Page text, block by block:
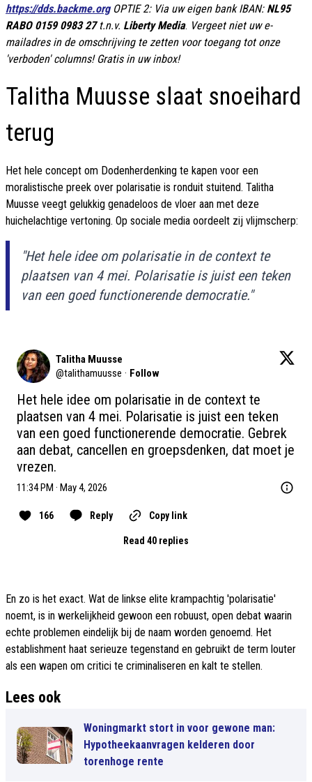
https://dds.backme.org OPTIE 2: Via uw eigen bank IBAN: NL95
RABO 0159 0983 27 t.n.v. Liberty Media. Vergeet niet uw e-
mailadres in de omschrijving te zetten voor toegang tot onze
'verboden' columns! Gratis in uw inbox!
Talitha Muusse slaat snoeihard
terug
Het hele concept om Dodenherdenking te kapen voor een
moralistische preek over polarisatie is ronduit stuitend. Talitha
Muusse veegt gelukkig genadeloos de vloer aan met deze
huichelachtige vertoning. Op sociale media oordeelt zij vlijmscherp:
"Het hele idee om polarisatie in de context te
plaatsen van 4 mei. Polarisatie is juist een teken
van een goed functionerende democratie."
Talitha Muusse
@talithamuusse · Follow
Het hele idee om polarisatie in de context te
plaatsen van 4 mei. Polarisatie is juist een teken
van een goed functionerende democratie. Gebrek
aan debat, cancellen en groepsdenken, dat moet je
vrezen.
11:34 PM · May 4, 2026
166 Reply Copy link
Read 40 replies
En zo is het exact. Wat de linkse elite krampachtig 'polarisatie'
noemt, is in werkelijkheid gewoon een robuust, open debat waarin
echte problemen eindelijk bij de naam worden genoemd. Het
establishment haat serieuze tegenstand en gebruikt de term louter
als een wapen om critici te criminaliseren en kalt te stellen.
Lees ook
Woningmarkt stort in voor gewone man:
Hypotheekaanvragen kelderen door
torenhoge rente